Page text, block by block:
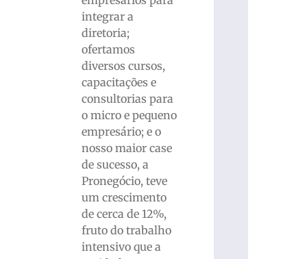
integrar a
diretoria;
ofertamos
diversos cursos,
capacitações e
consultorias para
o micro e pequeno
empresário; e o
nosso maior case
de sucesso, a
Pronegócio, teve
um crescimento
de cerca de 12%,
fruto do trabalho
intensivo que a